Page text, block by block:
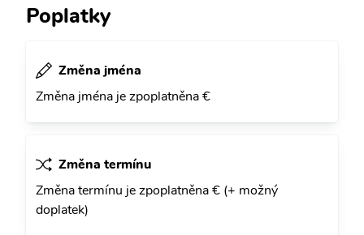
Poplatky
Změna jména
Změna jména je zpoplatněna €
Změna termínu
Změna termínu je zpoplatněna € (+ možný
doplatek)